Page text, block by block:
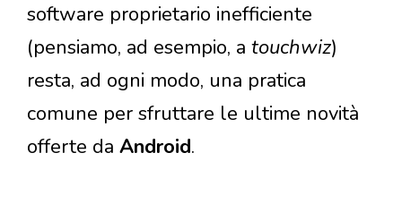
software proprietario inefficiente
(pensiamo, ad esempio, a touchwiz)
resta, ad ogni modo, una pratica
comune per sfruttare le ultime novità
offerte da Android.